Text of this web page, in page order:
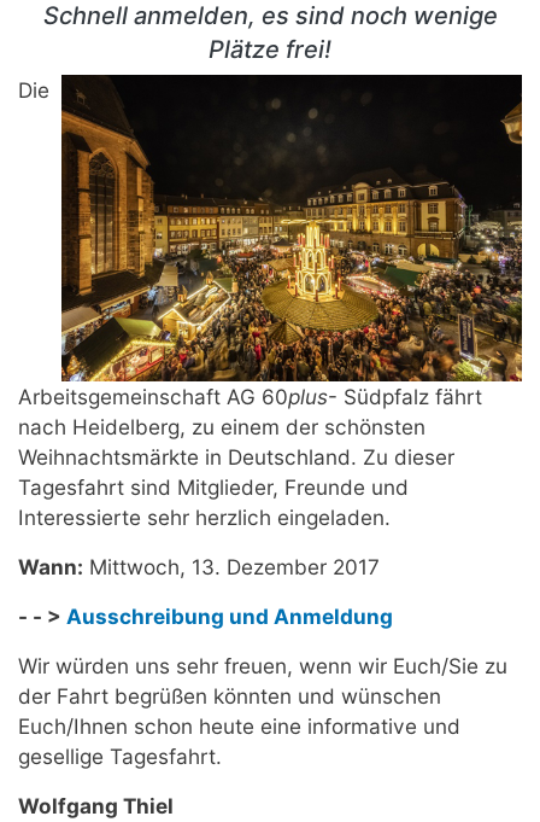
Schnell anmelden, es sind noch wenige
Plätze frei!
Die
Arbeitsgemeinschaft AG 60plus- Südpfalz fährt
nach Heidelberg, zu einem der schönsten
Weihnachtsmärkte in Deutschland. Zu dieser
Tagesfahrt sind Mitglieder, Freunde und
Interessierte sehr herzlich eingeladen.
Wann: Mittwoch, 13. Dezember 2017
- - > Ausschreibung und Anmeldung
Wir würden uns sehr freuen, wenn wir Euch/Sie zu
der Fahrt begrüßen könnten und wünschen
Euch/Ihnen schon heute eine informative und
gesellige Tagesfahrt.
Wolfgang Thiel